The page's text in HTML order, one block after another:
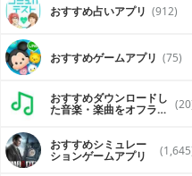
おすすめ占いアプリ (912)
おすすめゲームアプリ (75)
おすすめダウンロードし
た音楽・楽曲をオフライ
おすすめシミュレー
ションゲームアプリ